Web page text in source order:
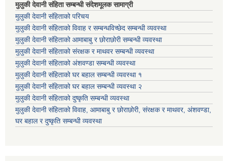
मुलुकी देवानी संहिता सम्बन्धी संदेशमूलक सामाग्री
मुलुकी देवानी संहिताको परिचय
मुलुकी देवानी संहिताको विवाह र सम्बन्धविच्छेद सम्बन्धी व्यवस्था
मुलुकी देवानी संहिताको आमाबाबु र छोराछोरी सम्बन्धी व्यवस्था
मुलुकी देवानी संहिताको संरक्षक र माथवर सम्बन्धी व्यवस्था
मुलुकी देवानी संहिताको अंशवण्डा सम्बन्धी व्यवस्था
मुलुकी देवानी संहिताको घर बहाल सम्बन्धी व्यवस्था १
मुलुकी देवानी संहिताको घर बहाल सम्बन्धी व्यवस्था २
मुलुकी देवानी संहिताको दुष्कृति सम्बन्धी व्यवस्था
मुलुकी देवानी संहिताको विवाह, आमाबाबु र छोराछोरी, संरक्षक र माथवर, अंशवण्डा,
घर बहाल र दुष्कृति सम्बन्धी व्यवस्था